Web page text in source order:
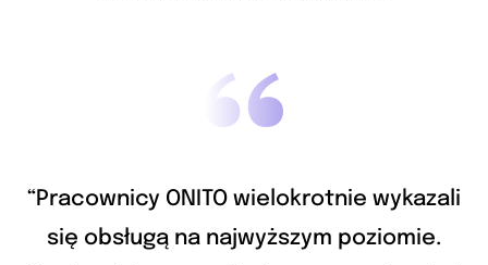
“Pracownicy ONITO wielokrotnie wykazali
się obsługą na najwyższym poziomie.